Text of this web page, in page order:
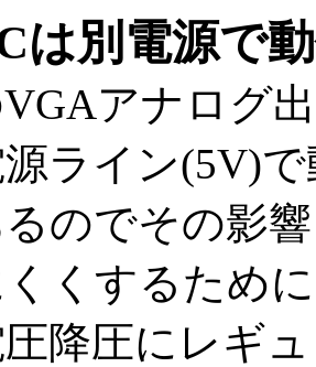
は別電源で
アナログ
ライン(5V)
のでその影
くするため
降圧にレギ